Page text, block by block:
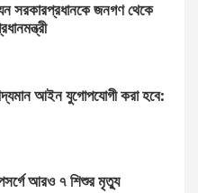
সরকারপ্রধানকে জনগণ থেকে
আইন যুগোপযোগী করা হবে:
আরও ৭ শিশুর মৃত্যু